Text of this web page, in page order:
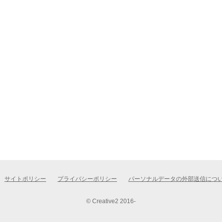
サイトポリシー プライバシーポリシー パーソナルデータの外部送信につ
© Creative2 2016-